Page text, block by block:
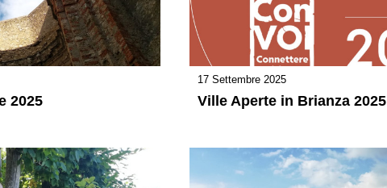
2025
17 Settembre 2025
Ville Aperte in Brianza 2025